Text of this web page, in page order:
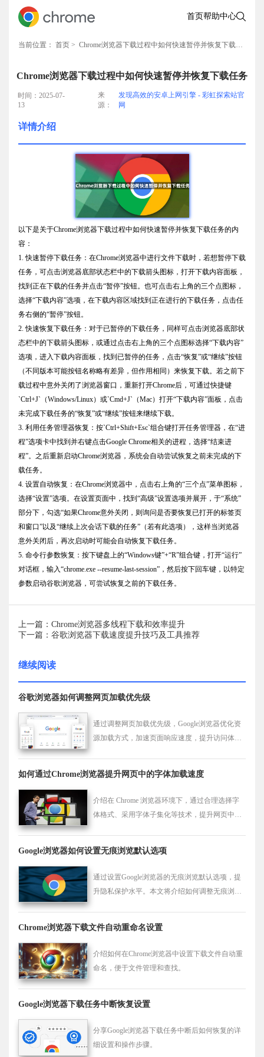
首页帮助中心
当前位置： 首页 > Chrome浏览器下载过程中如何快速暂停并恢复下载任务
Chrome浏览器下载过程中如何快速暂停并恢复下载任务
时间：2025-07-
13
来
源：
发现高效的安卓上网引擎 - 彩虹探索站官
网
详情介绍
以下是关于Chrome浏览器下载过程中如何快速暂停并恢复下载任务的内
容：
1. 快速暂停下载任务：在Chrome浏览器中进行文件下载时，若想暂停下载
任务，可点击浏览器底部状态栏中的下载箭头图标，打开下载内容面板，
找到正在下载的任务并点击“暂停”按钮。也可点击右上角的三个点图标，
选择“下载内容”选项，在下载内容区域找到正在进行的下载任务，点击任
务右侧的“暂停”按钮。
2. 快速恢复下载任务：对于已暂停的下载任务，同样可点击浏览器底部状
态栏中的下载箭头图标，或通过点击右上角的三个点图标选择“下载内容”
选项，进入下载内容面板，找到已暂停的任务，点击“恢复”或“继续”按钮
（不同版本可能按钮名称略有差异，但作用相同）来恢复下载。若之前下
载过程中意外关闭了浏览器窗口，重新打开Chrome后，可通过快捷键
`Ctrl+J`（Windows/Linux）或`Cmd+J`（Mac）打开“下载内容”面板，点击
未完成下载任务的“恢复”或“继续”按钮来继续下载。
3. 利用任务管理器恢复：按`Ctrl+Shift+Esc`组合键打开任务管理器，在“进
程”选项卡中找到并右键点击Google Chrome相关的进程，选择“结束进
程”。之后重新启动Chrome浏览器，系统会自动尝试恢复之前未完成的下
载任务。
4. 设置自动恢复：在Chrome浏览器中，点击右上角的“三个点”菜单图标，
选择“设置”选项。在设置页面中，找到“高级”设置选项并展开，于“系统”
部分下，勾选“如果Chrome意外关闭，则询问是否要恢复已打开的标签页
和窗口”以及“继续上次会话下载的任务”（若有此选项），这样当浏览器
意外关闭后，再次启动时可能会自动恢复下载任务。
5. 命令行参数恢复：按下键盘上的“Windows键”+“R”组合键，打开“运行”
对话框，输入“chrome.exe --resume-last-session”，然后按下回车键，以特定
参数启动谷歌浏览器，可尝试恢复之前的下载任务。
上一篇：Chrome浏览器多线程下载和效率提升
下一篇：谷歌浏览器下载速度提升技巧及工具推荐
继续阅读
谷歌浏览器如何调整网页加载优先级
通过调整网页加载优先级，Google浏览器优化资
源加载方式，加速页面响应速度，提升访问体
如何通过Chrome浏览器提升网页中的字体加载速度
介绍在 Chrome 浏览器环境下，通过合理选择字
体格式、采用字体子集化等技术，提升网页中的
Google浏览器如何设置无痕浏览默认选项
通过设置Google浏览器的无痕浏览默认选项，提
升隐私保护水平。本文将介绍如何调整无痕浏览
Chrome浏览器下载文件自动重命名设置
介绍如何在Chrome浏览器中设置下载文件自动重
命名，便于文件管理和查找。
Google浏览器下载任务中断恢复设置
分享Google浏览器下载任务中断后如何恢复的详
细设置和操作步骤。